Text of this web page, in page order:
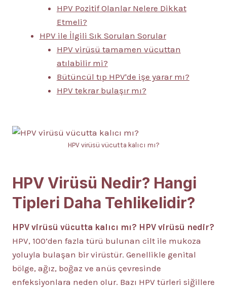
HPV Pozitif Olanlar Nelere Dikkat
Etmeli?
HPV ile İlgili Sık Sorulan Sorular
HPV virüsü tamamen vücuttan
atılabilir mi?
Bütüncül tıp HPV'de işe yarar mı?
HPV tekrar bulaşır mı?
HPV virüsü vücutta kalıcı mı?
HPV Virüsü Nedir? Hangi
Tipleri Daha Tehlikelidir?
HPV virüsü vücutta kalıcı mı? HPV virüsü nedir?
HPV, 100’den fazla türü bulunan cilt ile mukoza
yoluyla bulaşan bir virüstür. Genellikle genital
bölge, ağız, boğaz ve anüs çevresinde
enfeksiyonlara neden olur. Bazı HPV türleri siğillere